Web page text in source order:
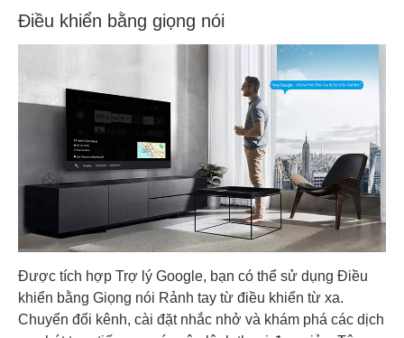
Điều khiển bằng giọng nói
Được tích hợp Trợ lý Google, bạn có thể sử dụng Điều
khiển bằng Giọng nói Rảnh tay từ điều khiển từ xa.
Chuyển đổi kênh, cài đặt nhắc nhở và khám phá các dịch